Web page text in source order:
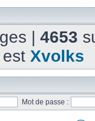
| 4653
Xvolks
Mot de passe :